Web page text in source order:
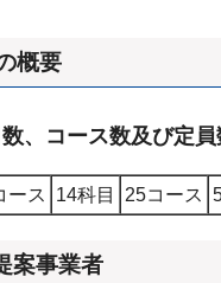
概要
、コース数及び定員
ース 14科目 25コース
案事業者